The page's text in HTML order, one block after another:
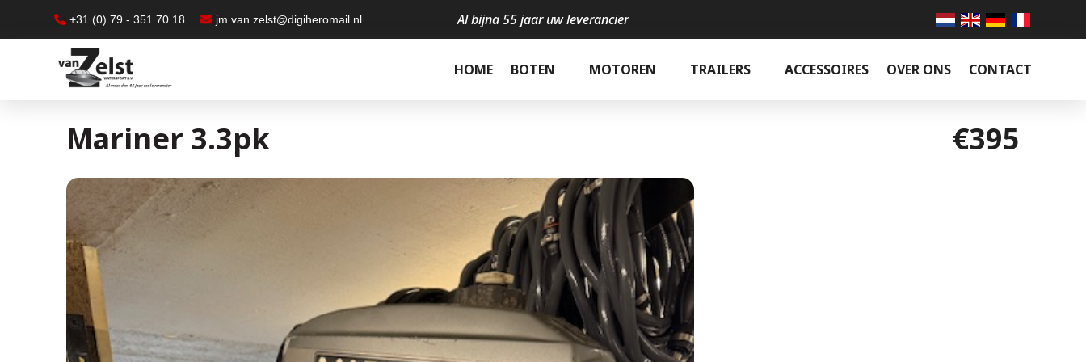
+31 (0) 79 - 351 70 18 jm.van.zelst@digiheromail.nl Al bijna 55 jaar uw leverancier
HOME BOTEN MOTOREN TRAILERS ACCESSOIRES OVER ONS CONTACT
Mariner 3.3pk €395